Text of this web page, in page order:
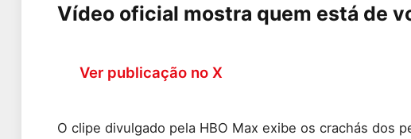
Vídeo oficial mostra quem está de
Ver publicação no X
O clipe divulgado pela HBO Max exibe os crachás dos